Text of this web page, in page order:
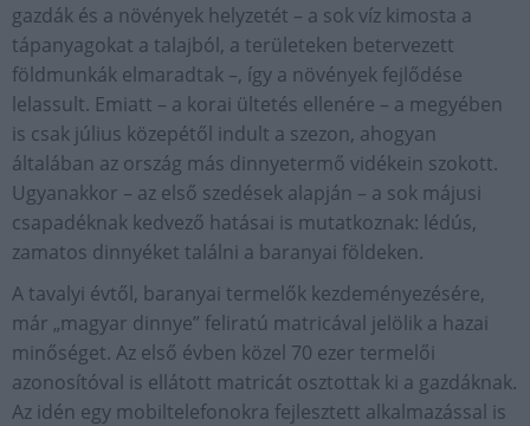
gazdák és a növények helyzetét – a sok víz kimosta a
tápanyagokat a talajból, a területeken betervezett
földmunkák elmaradtak –, így a növények fejlődése
lelassult. Emiatt – a korai ültetés ellenére – a megyében
is csak július közepétől indult a szezon, ahogyan
általában az ország más dinnyetermő vidékein szokott.
Ugyanakkor – az első szedések alapján – a sok májusi
csapadéknak kedvező hatásai is mutatkoznak: lédús,
zamatos dinnyéket találni a baranyai földeken.
A tavalyi évtől, baranyai termelők kezdeményezésére,
már „magyar dinnye” feliratú matricával jelölik a hazai
minőséget. Az első évben közel 70 ezer termelői
azonosítóval is ellátott matricát osztottak ki a gazdáknak.
Az idén egy mobiltelefonokra fejlesztett alkalmazással is